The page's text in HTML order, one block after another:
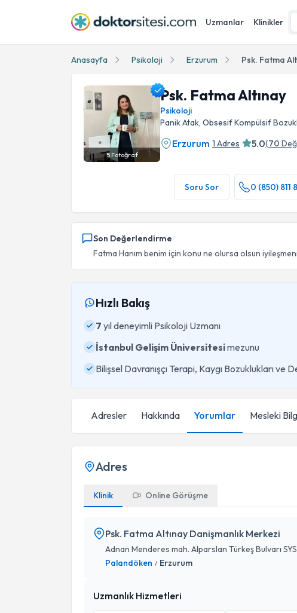
Uzmanlar Klinikler
Anasayfa Psikoloji Erzurum Psk. Fatma
5Fotoğraf
Psk. Fatma Altınay
Psikoloji
Panik Atak, Obsesif Kompülsif
Erzurum 1 Adres 5.0(70
Soru Sor 0 (850) 811
Son Değerlendirme
Fatma Hanım benim için konu ne olursa olsun
Hızlı Bakış
7 yıl deneyimli Psikoloji Uzmanı
İstanbul Gelişim Üniversitesimezunu
Bilişsel Davranışçı Terapi, Kaygı Bozuklukları ve
Adresler Hakkında Yorumlar Mesleki
Adres
Klinik Online Görüşme
Psk. Fatma Altınay Danişmanlık Merkezi
Adnan Menderes mah. Alparslan Türkeş Bulvarı
Palandöken / Erzurum
Uzmanlık Hizmetleri